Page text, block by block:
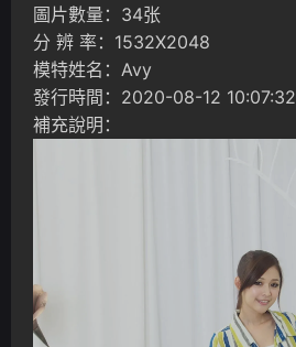
圖片數量：34张
分 辨 率：1532X2048
模特姓名：Avy
發行時間：2020-08-12 10:07:32
補充說明：